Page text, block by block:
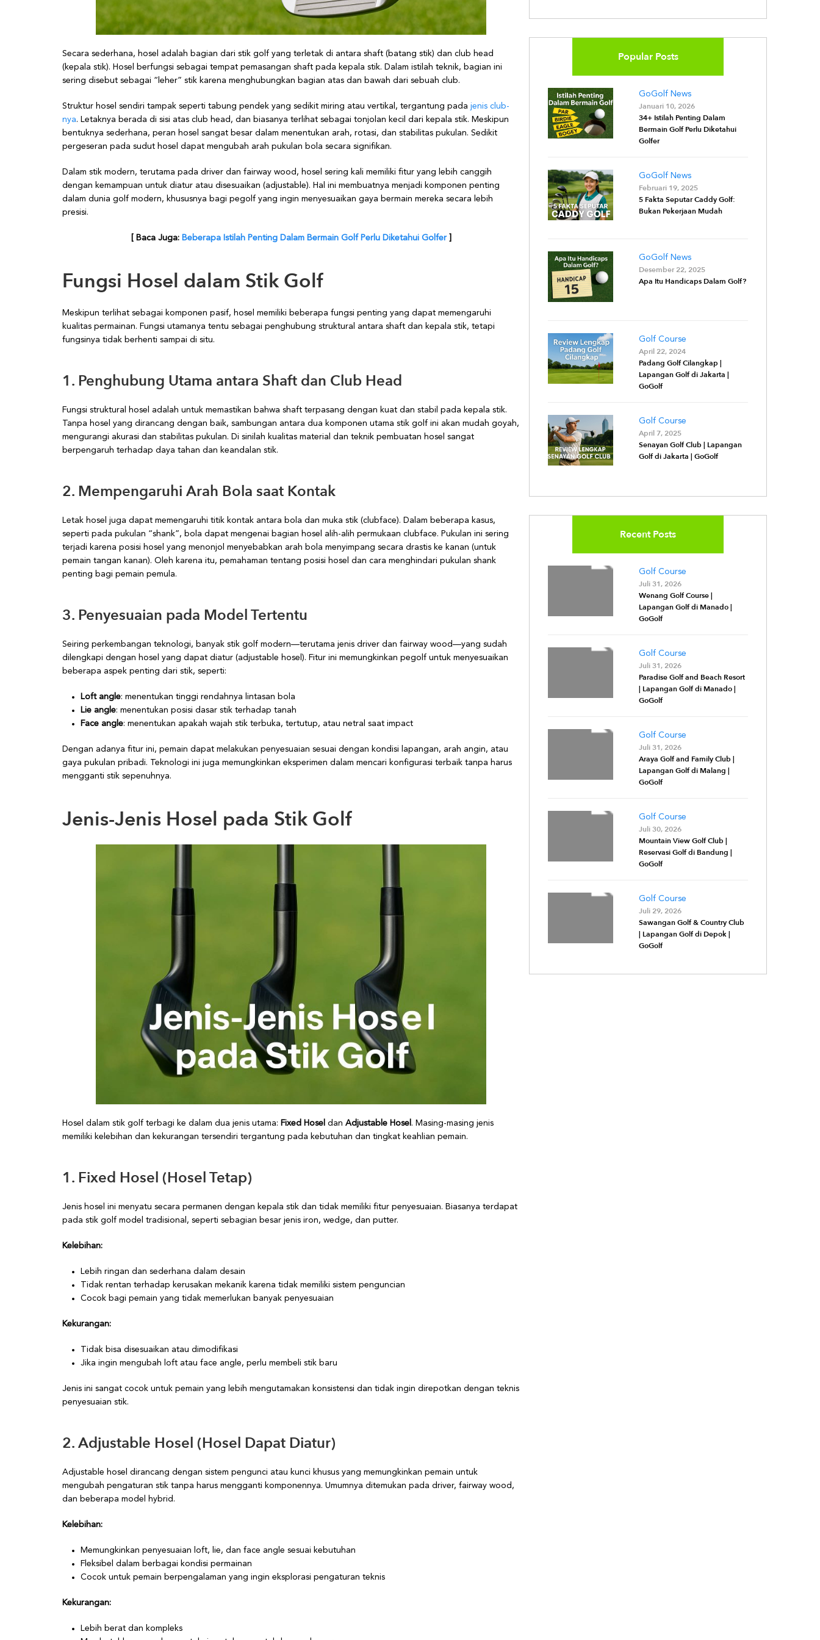
Secara sederhana, hosel adalah bagian dari stik golf yang terletak di antara shaft (batang stik) dan club head
(kepala stik). Hosel berfungsi sebagai tempat pemasangan shaft pada kepala stik. Dalam istilah teknik, bagian ini
sering disebut sebagai “leher” stik karena menghubungkan bagian atas dan bawah dari sebuah club.
Struktur hosel sendiri tampak seperti tabung pendek yang sedikit miring atau vertikal, tergantung pada jenis club-
nya. Letaknya berada di sisi atas club head, dan biasanya terlihat sebagai tonjolan kecil dari kepala stik. Meskipun
bentuknya sederhana, peran hosel sangat besar dalam menentukan arah, rotasi, dan stabilitas pukulan. Sedikit
pergeseran pada sudut hosel dapat mengubah arah pukulan bola secara signifikan.
Dalam stik modern, terutama pada driver dan fairway wood, hosel sering kali memiliki fitur yang lebih canggih
dengan kemampuan untuk diatur atau disesuaikan (adjustable). Hal ini membuatnya menjadi komponen penting
dalam dunia golf modern, khususnya bagi pegolf yang ingin menyesuaikan gaya bermain mereka secara lebih
presisi.
[ Baca Juga: Beberapa Istilah Penting Dalam Bermain Golf Perlu Diketahui Golfer]
Fungsi Hosel dalam Stik Golf
Meskipun terlihat sebagai komponen pasif, hosel memiliki beberapa fungsi penting yang dapat memengaruhi
kualitas permainan. Fungsi utamanya tentu sebagai penghubung struktural antara shaft dan kepala stik, tetapi
fungsinya tidak berhenti sampai di situ.
1. Penghubung Utama antara Shaft dan Club Head
Fungsi struktural hosel adalah untuk memastikan bahwa shaft terpasang dengan kuat dan stabil pada kepala stik.
Tanpa hosel yang dirancang dengan baik, sambungan antara dua komponen utama stik golf ini akan mudah goyah,
mengurangi akurasi dan stabilitas pukulan. Di sinilah kualitas material dan teknik pembuatan hosel sangat
berpengaruh terhadap daya tahan dan keandalan stik.
2. Mempengaruhi Arah Bola saat Kontak
Letak hosel juga dapat memengaruhi titik kontak antara bola dan muka stik (clubface). Dalam beberapa kasus,
seperti pada pukulan “shank”, bola dapat mengenai bagian hosel alih-alih permukaan clubface. Pukulan ini sering
terjadi karena posisi hosel yang menonjol menyebabkan arah bola menyimpang secara drastis ke kanan (untuk
pemain tangan kanan). Oleh karena itu, pemahaman tentang posisi hosel dan cara menghindari pukulan shank
penting bagi pemain pemula.
3. Penyesuaian pada Model Tertentu
Seiring perkembangan teknologi, banyak stik golf modern—terutama jenis driver dan fairway wood—yang sudah
dilengkapi dengan hosel yang dapat diatur (adjustable hosel). Fitur ini memungkinkan pegolf untuk menyesuaikan
beberapa aspek penting dari stik, seperti:
Loft angle: menentukan tinggi rendahnya lintasan bola
Lie angle: menentukan posisi dasar stik terhadap tanah
Face angle: menentukan apakah wajah stik terbuka, tertutup, atau netral saat impact
Dengan adanya fitur ini, pemain dapat melakukan penyesuaian sesuai dengan kondisi lapangan, arah angin, atau
gaya pukulan pribadi. Teknologi ini juga memungkinkan eksperimen dalam mencari konfigurasi terbaik tanpa harus
mengganti stik sepenuhnya.
Jenis-Jenis Hosel pada Stik Golf
Hosel dalam stik golf terbagi ke dalam dua jenis utama: Fixed Hosel dan Adjustable Hosel . Masing-masing jenis
memiliki kelebihan dan kekurangan tersendiri tergantung pada kebutuhan dan tingkat keahlian pemain.
1. Fixed Hosel (Hosel Tetap)
Jenis hosel ini menyatu secara permanen dengan kepala stik dan tidak memiliki fitur penyesuaian. Biasanya terdapat
pada stik golf model tradisional, seperti sebagian besar jenis iron, wedge, dan putter.
Kelebihan:
Lebih ringan dan sederhana dalam desain
Tidak rentan terhadap kerusakan mekanik karena tidak memiliki sistem penguncian
Cocok bagi pemain yang tidak memerlukan banyak penyesuaian
Kekurangan:
Tidak bisa disesuaikan atau dimodifikasi
Jika ingin mengubah loft atau face angle, perlu membeli stik baru
Jenis ini sangat cocok untuk pemain yang lebih mengutamakan konsistensi dan tidak ingin direpotkan dengan teknis
penyesuaian stik.
2. Adjustable Hosel (Hosel Dapat Diatur)
Adjustable hosel dirancang dengan sistem pengunci atau kunci khusus yang memungkinkan pemain untuk
mengubah pengaturan stik tanpa harus mengganti komponennya. Umumnya ditemukan pada driver, fairway wood,
dan beberapa model hybrid.
Kelebihan:
Memungkinkan penyesuaian loft, lie, dan face angle sesuai kebutuhan
Fleksibel dalam berbagai kondisi permainan
Cocok untuk pemain berpengalaman yang ingin eksplorasi pengaturan teknis
Kekurangan:
Lebih berat dan kompleks
Popular Posts
GoGolf News
Januari 10, 2026
34+ Istilah Penting Dalam
Bermain Golf Perlu Diketahui
Golfer
GoGolf News
Februari 19, 2025
5 Fakta Seputar Caddy Golf:
Bukan Pekerjaan Mudah
GoGolf News
Desember 22, 2025
Apa Itu Handicaps Dalam Golf?
Golf Course
April 22, 2024
Padang Golf Cilangkap |
Lapangan Golf di Jakarta |
GoGolf
Golf Course
April 7, 2025
Senayan Golf Club | Lapangan
Golf di Jakarta | GoGolf
Recent Posts
Golf Course
Juli 31, 2026
Wenang Golf Course |
Lapangan Golf di Manado |
GoGolf
Golf Course
Juli 31, 2026
Paradise Golf and Beach Resort
| Lapangan Golf di Manado |
GoGolf
Golf Course
Juli 31, 2026
Araya Golf and Family Club |
Lapangan Golf di Malang |
GoGolf
Golf Course
Juli 30, 2026
Mountain View Golf Club |
Reservasi Golf di Bandung |
GoGolf
Golf Course
Juli 29, 2026
Sawangan Golf & Country Club
| Lapangan Golf di Depok |
GoGolf